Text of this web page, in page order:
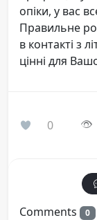
опіки, у вас
Правильне
в контакті з
цінні для
0
Comments 0